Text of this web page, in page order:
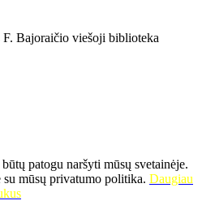
Bajoraičio viešoji biblioteka
patogu naršyti mūsų svetainėje.
mūsų privatumo politika. Daugiau